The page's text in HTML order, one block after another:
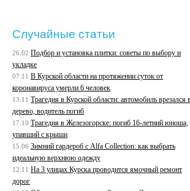
Случайные статьи
26.02 Подбор и установка плитки: советы по выбору и
укладке
07.11 В Курской области на протяжении суток от
коронавируса умерли 6 человек
13.11 Трагедия в Курской области: автомобиль врезался
дерево, водитель погиб
17.10 Трагедия в Железогорске: погиб 16-летний юноша,
упавший с крыши
15.06 Зимний гардероб с Alfa Collection: как выбрать
идеальную верхнюю одежду
12.11 На 3 улицах Курска проводится ямочный ремонт
дорог